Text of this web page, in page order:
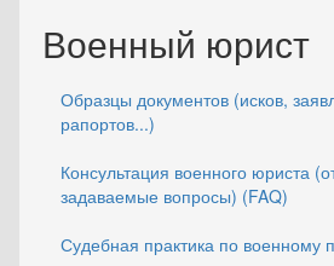
Военный юрист
Образцы документов (исков,
рапортов...)
Консультация военного юриста
задаваемые вопросы) (FAQ)
Судебная практика по военному